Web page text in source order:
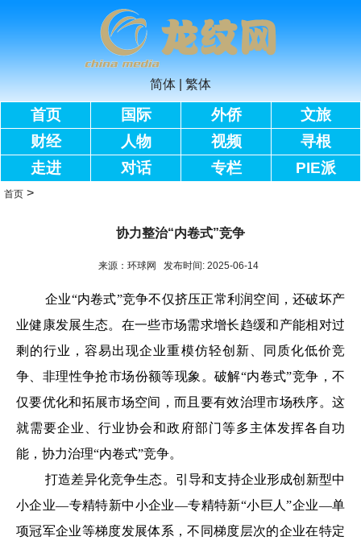
简体 繁体
首页 国际 外侨
文旅
财经
人物 视频
寻根
走进
对话 专栏 PIE派
首页 >
协力整治“内卷式”竞争
来源：环球网 发布时间: 2025-06-14
企业“内卷式”竞争不仅挤压正常利润空间，还破坏产
业健康发展生态。在一些市场需求增长趋缓和产能相对过
剩的行业，容易出现企业重模仿轻创新、同质化低价竞
争、非理性争抢市场份额等现象。破解“内卷式”竞争，不
仅要优化和拓展市场空间，而且要有效治理市场秩序。这
就需要企业、行业协会和政府部门等多主体发挥各自功
能，协力治理“内卷式”竞争。
打造差异化竞争生态。引导和支持企业形成创新型中
小企业—专精特新中小企业—专精特新“小巨人”企业—单
项冠军企业等梯度发展体系，不同梯度层次的企业在特定